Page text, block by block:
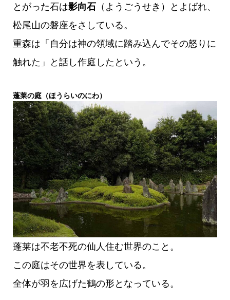
とがった石は影向石 （ようごうせき）とよばれ、
松尾山の磐座をさしている。
重森は「自分は神の領域に踏み込んでその怒りに
触れた」と話し作庭したという。
蓬莱の庭（ほうらいのにわ）
蓬莱は不老不死の仙人住む世界のこと。
この庭はその世界を表している。
全体が羽を広げた鶴の形となっている。